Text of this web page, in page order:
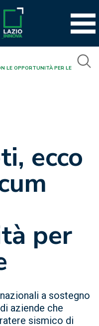
LE OPPORTUNITÀ PER LE
ecco
per
a sostegno
aziende che
sismico di